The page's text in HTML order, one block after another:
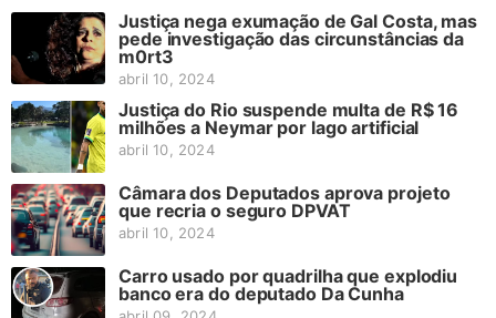
Justiça nega exumação de Gal Costa, mas
pede investigação das circunstâncias da
m0rt3
abril 10, 2024
Justiça do Rio suspende multa de R$ 16
milhões a Neymar por lago artificial
abril 10, 2024
Câmara dos Deputados aprova projeto
que recria o seguro DPVAT
abril 10, 2024
Carro usado por quadrilha que explodiu
banco era do deputado Da Cunha